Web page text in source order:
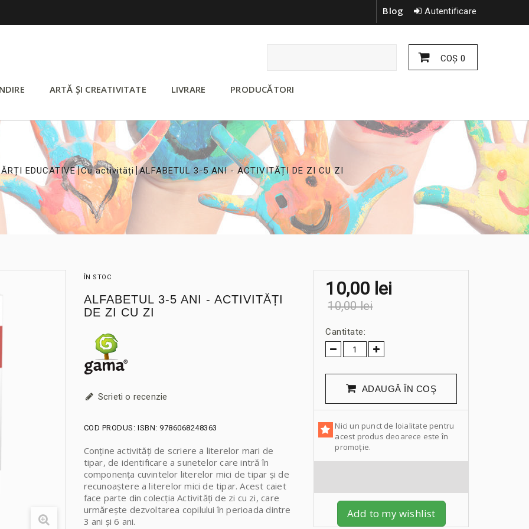
Autentificare
Blog
COŞ 0
ARTĂ ȘI CREATIVITATE LIVRARE PRODUCĂTORI
EDUCATIVE
>
Cu activități
>
ALFABETUL 3-5 ANI - ACTIVITĂȚI DE ZI CU ZI
ÎN STOC
ALFABETUL 3-5 ANI - ACTIVITĂȚI
DE ZI CU ZI
Scrieti o recenzie
COD PRODUS: ISBN: 9786068248363
Conține activități de scriere a literelor mari de
tipar, de identificare a sunetelor care intră în
componența cuvintelor literelor mici de tipar și de
recunoaștere a literelor mici de tipar. Acest caiet
face parte din colecția Activități de zi cu zi, care
urmărește dezvoltarea copilului în perioada dintre
3 ani și 6 ani.
10,00 lei
10,00 lei
Cantitate:
ADAUGĂ ÎN COŞ
Nici un punct de loialitate pentru
acest produs deoarece este în
promoție.
Add to my wishlist